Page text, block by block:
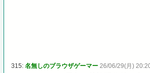
315:名無しのブラウザゲーマー 26/06/29(月)